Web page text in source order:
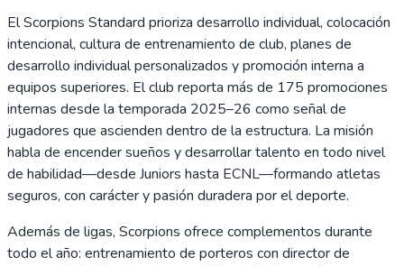
El Scorpions Standard prioriza desarrollo individual, colocación
intencional, cultura de entrenamiento de club, planes de
desarrollo individual personalizados y promoción interna a
equipos superiores. El club reporta más de 175 promociones
internas desde la temporada 2025–26 como señal de
jugadores que ascienden dentro de la estructura. La misión
habla de encender sueños y desarrollar talento en todo nivel
de habilidad—desde Juniors hasta ECNL—formando atletas
seguros, con carácter y pasión duradera por el deporte.
Además de ligas, Scorpions ofrece complementos durante
todo el año: entrenamiento de porteros con director de